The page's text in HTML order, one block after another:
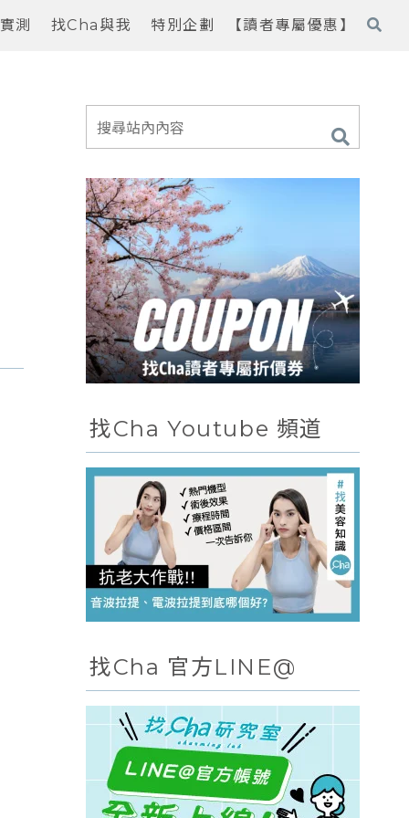
測 找Cha與我 特別企劃 【讀者專屬優惠】
找Cha Youtube 頻道
找Cha 官方LINE@